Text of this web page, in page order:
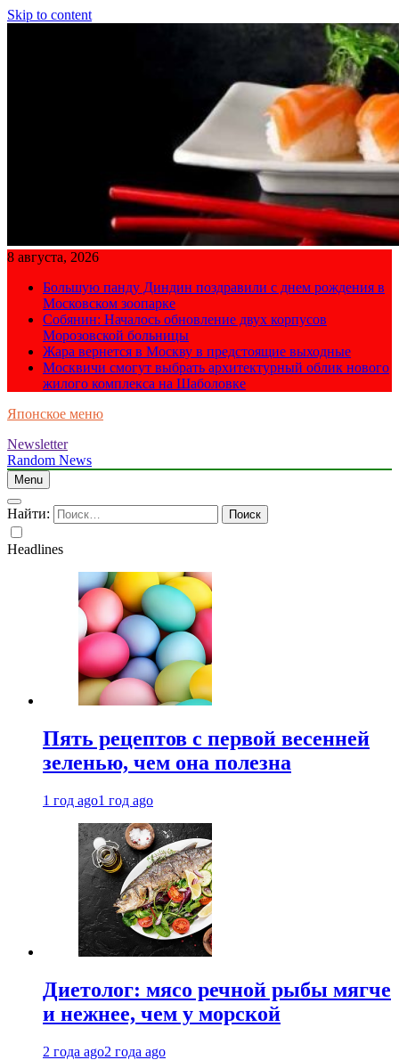
Skip to content
8 августа, 2026
Большую панду Диндин поздравили с днем рождения в
Московском зоопарке
Собянин: Началось обновление двух корпусов
Морозовской больницы
Жара вернется в Москву в предстоящие выходные
Москвичи смогут выбрать архитектурный облик нового
жилого комплекса на Шаболовке
Японское меню
Newsletter
Random News
Menu
Найти:
Headlines
Пять рецептов с первой весенней
зеленью, чем она полезна
1 год ago1 год ago
Диетолог: мясо речной рыбы мягче
и нежнее, чем у морской
2 года ago2 года ago